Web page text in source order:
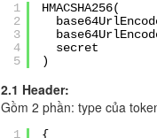
1
2
3
4
5
HMACSHA256(
secret
)
2.1 Header:
Gồm 2 phần: type của
1
{